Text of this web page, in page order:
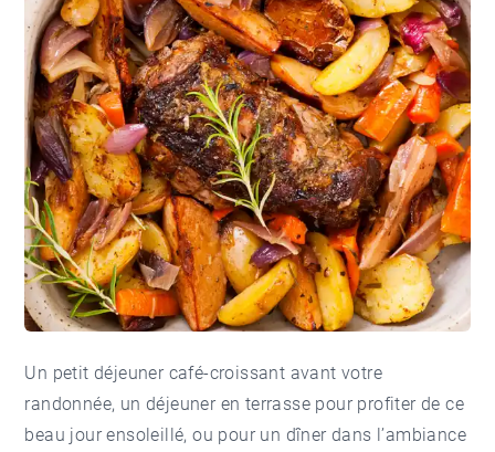
Un petit déjeuner café-croissant avant votre
randonnée, un déjeuner en terrasse pour profiter de ce
beau jour ensoleillé, ou pour un dîner dans l’ambiance